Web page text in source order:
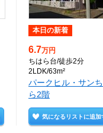
本日の新着
6.7万円
ちはら台/徒歩2分
2LDK/63m²
パークヒル・サン
ら2階
気になるリストに追加